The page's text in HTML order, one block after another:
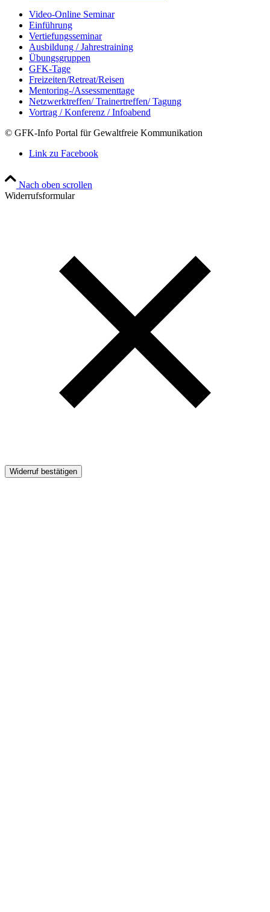
Video-Online Seminar
Einführung
Vertiefungsseminar
Ausbildung / Jahrestraining
Übungsgruppen
GFK-Tage
Freizeiten/Retreat/Reisen
Mentoring-/Assessmenttage
Netzwerktreffen/ Trainertreffen/ Tagung
Vortrag / Konferenz / Infoabend
© GFK-Info Portal für Gewaltfreie Kommunikation
Link zu Facebook
Nach oben scrollen
Widerrufsformular
Widerruf bestätigen